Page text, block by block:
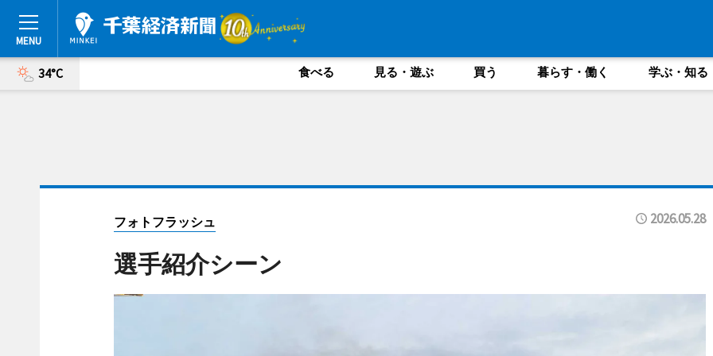
34°C 食べる 見る・遊ぶ 買う 暮らす・働く 学ぶ・知る
フォトフラッシュ 2026.05.28
選手紹介シーン